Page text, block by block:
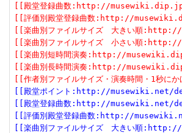
[[殿堂登録曲数:http://
[[評価別殿堂登録曲数:http://
[[楽曲別ファイルサイズ　大きい順
[[楽曲別ファイルサイズ　小さい順
[[楽曲別短時間演奏:http://
[[楽曲別長時間演奏:http://
[[作者別ファイルサイズ・演奏時間・
[[殿堂ポイント:http://musewiki.net/
[[殿堂登録曲数:http://musewiki.net/
[[評価別殿堂登録曲数:http://
[[楽曲別ファイルサイズ　大きい順